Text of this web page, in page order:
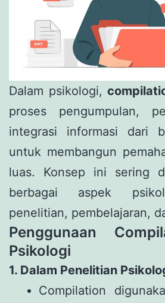
Dalam psikologi,
proses pengumpulan,
integrasi informasi dari
untuk membangun
luas. Konsep ini sering
berbagai aspek
penelitian, pembelajaran,
Penggunaan
Psikologi
1. Dalam Penelitian
Compilation